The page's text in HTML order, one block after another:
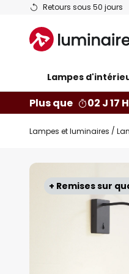
Retours sous 50 jours
Allez
contenu
Lampes
Plus que 02 J 17
Lampes et luminaires
+ Remises sur
Skip